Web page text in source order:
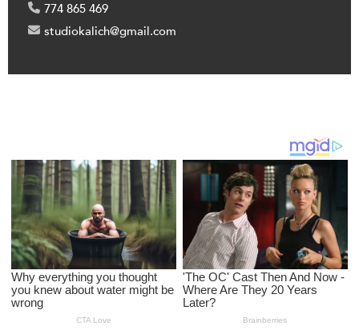
774 865 469
studiokalich@gmail.com